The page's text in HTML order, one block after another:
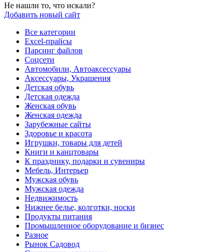
Не нашли то, что искали?
Добавить новый сайт
Все категории
Excel-прайсы
Парсинг файлов
Соцсети
Автомобили, Автоаксессуары
Аксессуары, Украшения
Детская обувь
Детская одежда
Женская обувь
Женская одежда
Зарубежные сайты
Здоровье и красота
Игрушки, товары для детей
Книги и канцтовары
К празднику, подарки и сувениры
Мебель, Интерьер
Мужская обувь
Мужская одежда
Недвижимость
Нижнее белье, колготки, носки
Продукты питания
Промышленное оборудование и бизнес
Разное
Рынок Садовод